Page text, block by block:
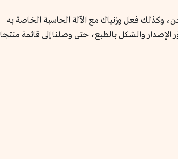
وكذلك فعل وزنياك مع الآلة الحاسبة الخاصة به
الإصدار والشكل بالطبع، حتى وصلنا إلى قائمة